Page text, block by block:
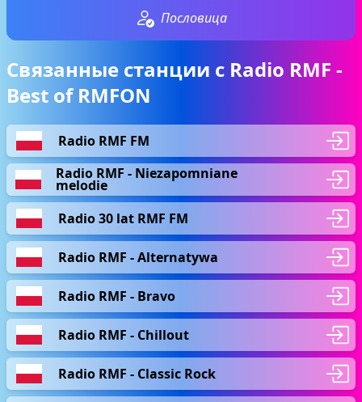
Пословица
Связанные станции с Radio RMF -
Best of RMFON
Radio RMF FM
Radio RMF - Niezapomniane
melodie
Radio 30 lat RMF FM
Radio RMF - Alternatywa
Radio RMF - Bravo
Radio RMF - Chillout
Radio RMF - Classic Rock